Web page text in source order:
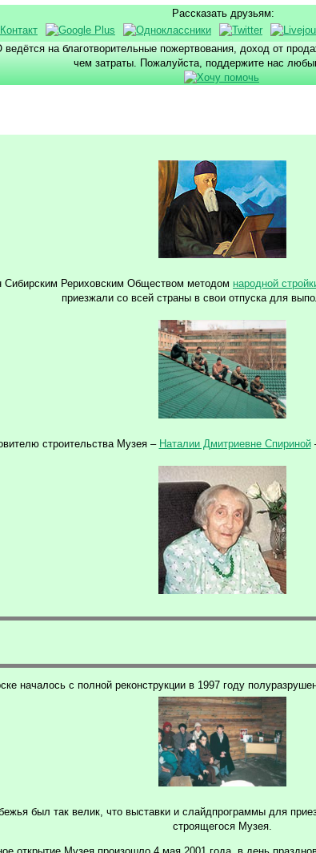
Рассказать друзьям:
на благотворительные пожертвования, доход от
чем затраты. Пожалуйста, поддержите нас
Сибирским Рериховским Обществом методом народной
приезжали со всей страны в свои отпуска для
строительства Музея – Наталии Дмитриевне Спириной
началось с полной реконструкции в 1997 году
был так велик, что выставки и слайдпрограммы для
строящегося Музея.